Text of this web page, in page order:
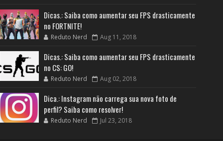
Dicas.: Saiba como aumentar seu FPS drasticamente
no FORTNITE!
Reduto Nerd Aug 11, 2018
Dicas.: Saiba como aumentar seu FPS drasticamente
no CS: GO!
Reduto Nerd Aug 02, 2018
Dica.: Instagram não carrega sua nova foto de
perfil? Saiba como resolver!
Reduto Nerd Jul 23, 2018